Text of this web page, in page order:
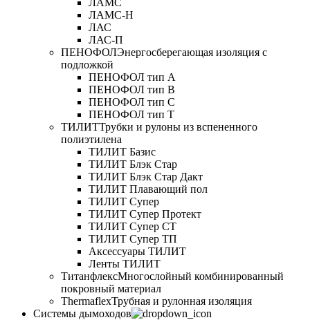
ЛАМС
ЛАМС-Н
ЛАС
ЛАС-П
ПЕНОФОЛЭнергосберегающая изоляция с
подложкой
ПЕНОФОЛ тип А
ПЕНОФОЛ тип B
ПЕНОФОЛ тип C
ПЕНОФОЛ тип T
ТИЛИТТрубки и рулоны из вспененного
полиэтилена
ТИЛИТ Базис
ТИЛИТ Блэк Стар
ТИЛИТ Блэк Стар Дакт
ТИЛИТ Плавающий пол
ТИЛИТ Супер
ТИЛИТ Супер Протект
ТИЛИТ Супер СТ
ТИЛИТ Супер ТП
Аксессуары ТИЛИТ
Ленты ТИЛИТ
ТитанфлексМногослойный комбинированный
покровный материал
ThermaflexТрубная и рулонная изоляция
Cистемы дымоходов